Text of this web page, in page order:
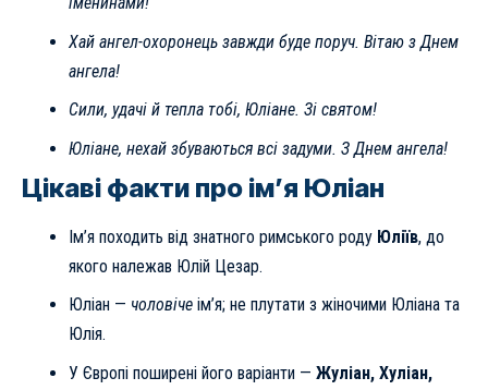
Хай ангел-охоронець завжди буде поруч. Вітаю з Днем
ангела!
Сили, удачі й тепла тобі, Юліане. Зі святом!
Юліане, нехай збуваються всі задуми. З Днем ангела!
Цікаві факти про ім’я Юліан
Ім’я походить від знатного римського роду Юліїв, до
якого належав Юлій Цезар.
Юліан — чоловічеім’я; не плутати з жіночими Юліана та
Юлія.
У Європі поширені його варіанти — Жуліан, Хуліан,